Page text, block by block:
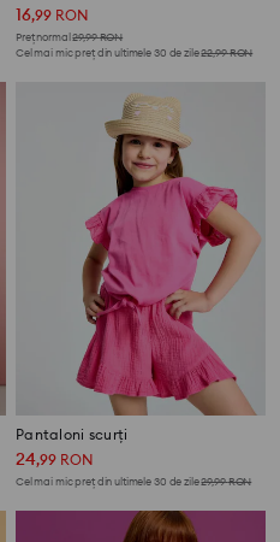
16,99 RON
Preț normal29,99RON
Cel mai mic preț din ultimele 30 de zile22,99RON
Pantaloni scurți
24,99 RON
Cel mai mic preț din ultimele 30 de zile29,99RON